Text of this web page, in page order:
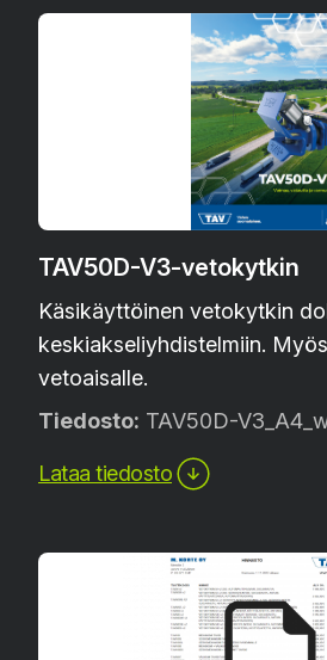
TAV50D-V3-vetokytkin
Käsikäyttöinen vetokytkin
keskiakseliyhdistelmiin.
vetoaisalle.
Tiedosto: TAV50D-
Lataa tiedosto